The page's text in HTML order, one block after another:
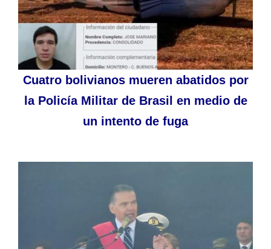
Cuatro bolivianos mueren abatidos por
la Policía Militar de Brasil en medio de
un intento de fuga